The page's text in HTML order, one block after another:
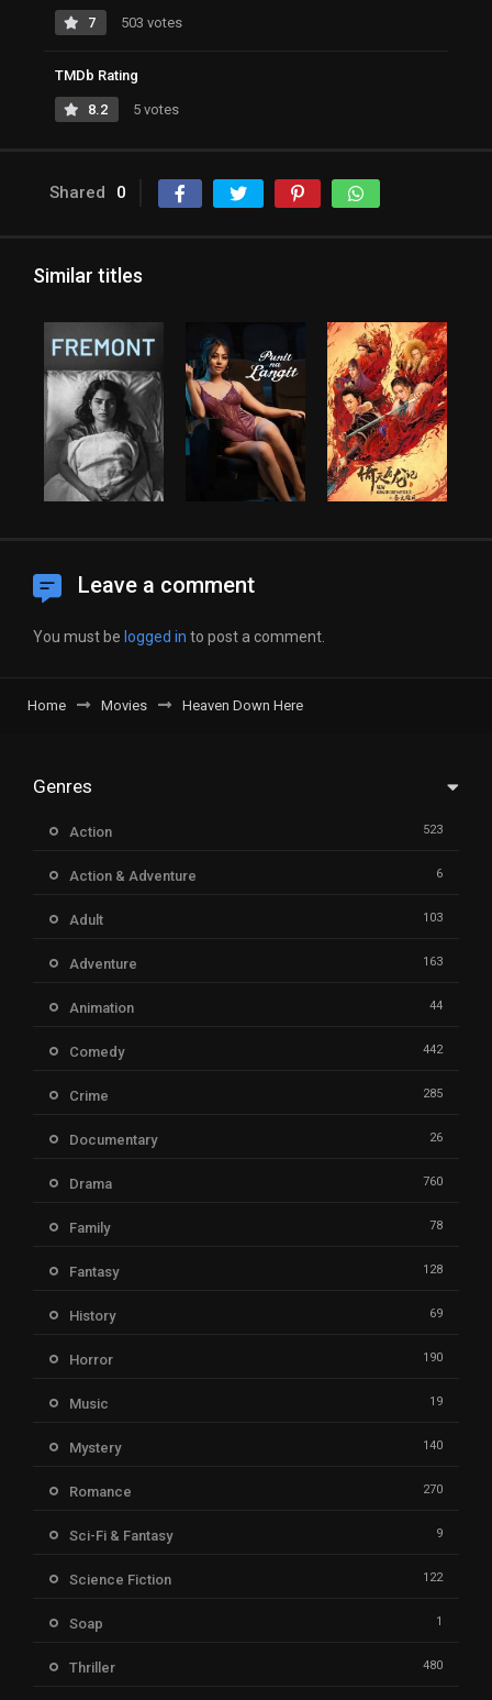
7 503 votes
TMDb Rating
8.2 5 votes
Shared 0
Similar titles
Leave a comment
You must be logged in to post a comment.
Home Movies Heaven Down Here
Genres
Action 523
Action & Adventure 6
Adult 103
Adventure 163
Animation 44
Comedy 442
Crime 285
Documentary 26
Drama 760
Family 78
Fantasy 128
History 69
Horror 190
Music 19
Mystery 140
Romance 270
Sci-Fi & Fantasy 9
Science Fiction 122
Soap 1
Thriller 480